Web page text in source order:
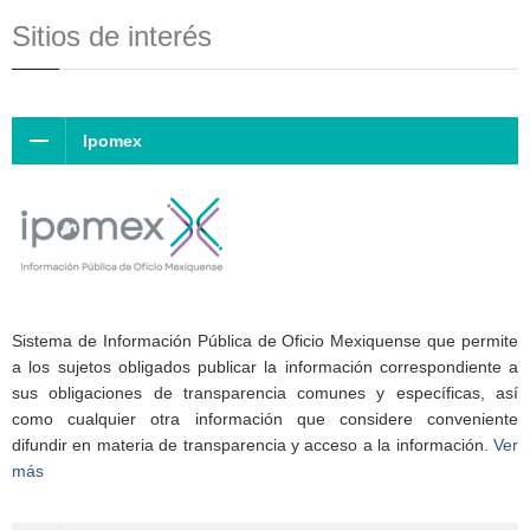
Sitios de interés
Ipomex
Sistema de Información Pública de Oficio Mexiquense que permite
a los sujetos obligados publicar la información correspondiente a
sus obligaciones de transparencia comunes y específicas, así
como cualquier otra información que considere conveniente
difundir en materia de transparencia y acceso a la información. Ver
más